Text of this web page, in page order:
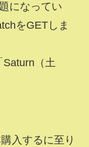
になってい
をGETしま
Saturn（土
入するに至り